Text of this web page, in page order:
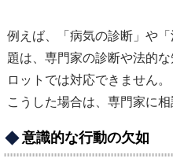
例えば、「病気の診断」や
題は、専門家の診断や法的
ロットでは対応できません。
こうした場合は、専門家に
意識的な行動の欠如